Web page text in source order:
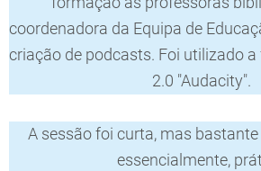
coordenadora da Equipa de
criação de podcasts. Foi utilizado
2.0 "Audacity".
A sessão foi curta, mas bastante
essencialmente,